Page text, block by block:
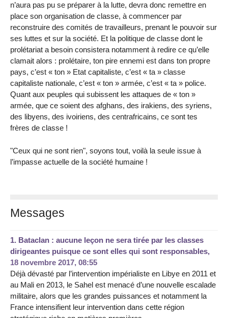
n’aura pas pu se préparer à la lutte, devra donc remettre en
place son organisation de classe, à commencer par
reconstruire des comités de travailleurs, prenant le pouvoir sur
ses luttes et sur la société. Et la politique de classe dont le
prolétariat a besoin consistera notamment à redire ce qu’elle
clamait alors : prolétaire, ton pire ennemi est dans ton propre
pays, c’est « ton » Etat capitaliste, c’est « ta » classe
capitaliste nationale, c’est « ton » armée, c’est « ta » police.
Quant aux peuples qui subissent les attaques de « ton »
armée, que ce soient des afghans, des irakiens, des syriens,
des libyens, des ivoiriens, des centrafricains, ce sont tes
frères de classe !
"Ceux qui ne sont rien", soyons tout, voilà la seule issue à
l’impasse actuelle de la société humaine !
Messages
1. Bataclan : aucune leçon ne sera tirée par les classes
dirigeantes puisque ce sont elles qui sont responsables,
18 novembre 2017, 08:55
Déjà dévasté par l’intervention impérialiste en Libye en 2011 et
au Mali en 2013, le Sahel est menacé d’une nouvelle escalade
militaire, alors que les grandes puissances et notamment la
France intensifient leur intervention dans cette région